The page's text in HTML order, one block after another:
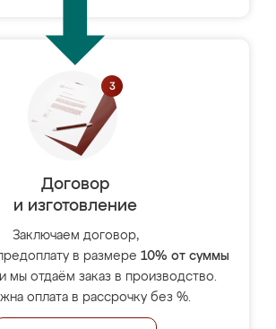
Договор
и изготовление
Заключаем договор,
в размере 10% от суммы
мы отдаём заказ в производство.
оплата в рассрочку без %.